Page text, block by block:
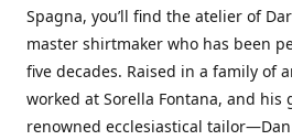
Spagna, you’ll find the atelier of
master shirtmaker who has been
five decades. Raised in a family of
worked at Sorella Fontana, and his
renowned ecclesiastical